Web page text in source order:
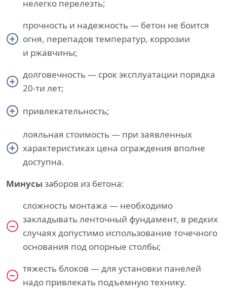
нелегко перелезть;
прочность и надежность — бетон не боится
огня, перепадов температур, коррозии
и ржавчины;
долговечность — срок эксплуатации порядка
20-ти лет;
привлекательность;
лояльная стоимость — при заявленных
характеристиках цена ограждения вполне
доступна.
Минусы заборов из бетона:
сложность монтажа — необходимо
закладывать ленточный фундамент, в редких
случаях допустимо использование точечного
основания под опорные столбы;
тяжесть блоков — для установки панелей
надо привлекать подъемную технику.